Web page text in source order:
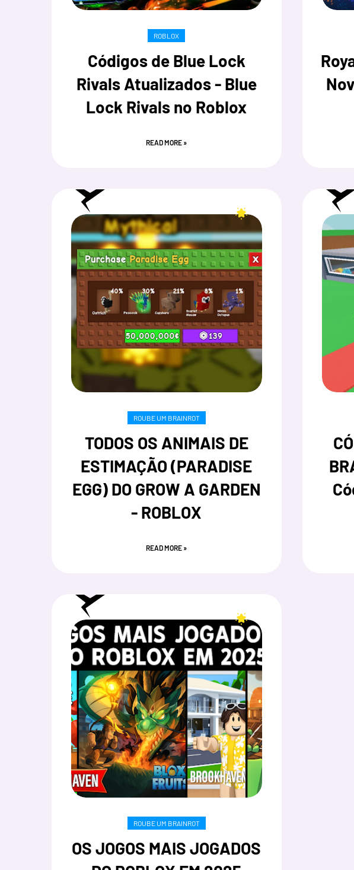
ROBLOX
Códigos de Blue Lock
Rivals Atualizados - Blue
Lock Rivals no Roblox
READ MORE »
ROUBE UM BRAINROT
TODOS OS ANIMAIS DE
ESTIMAÇÃO (PARADISE
EGG) DO GROW A GARDEN
- ROBLOX
READ MORE »
ROUBE UM BRAINROT
OS JOGOS MAIS JOGADOS